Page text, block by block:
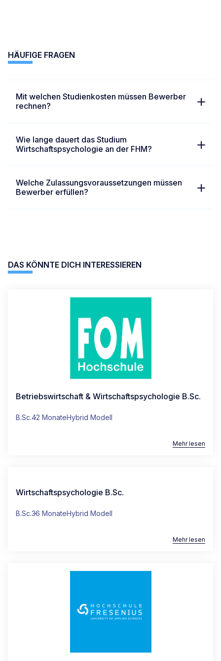
HÄUFIGE FRAGEN
Mit welchen Studienkosten müssen Bewerber
rechnen?
Wie lange dauert das Studium
Wirtschaftspsychologie an der FHM?
Welche Zulassungsvoraussetzungen müssen
Bewerber erfüllen?
DAS KÖNNTE DICH INTERESSIEREN
Betriebswirtschaft & Wirtschaftspsychologie B.Sc.
B.Sc.42 MonateHybrid Modell
Mehr lesen
Wirtschaftspsychologie B.Sc.
B.Sc.36 MonateHybrid Modell
Mehr lesen